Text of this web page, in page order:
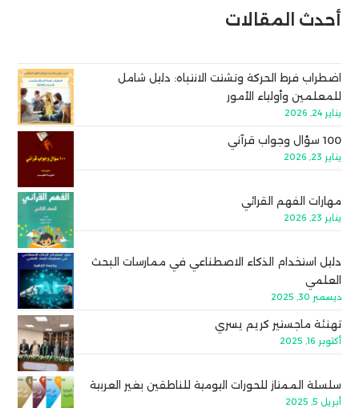
أحدث المقالات
اضطراب فرط الحركة وتشتت الانتباه: دليل شامل
للمعلمين وأولياء الأمور
يناير 24, 2026
100 سؤال وجواب قرآني
يناير 23, 2026
مهارات الفهم القرائي
يناير 23, 2026
دليل استخدام الذكاء الاصطناعي في ممارسات البحث
العلمي
ديسمبر 30, 2025
تهنئة ماجستير كريم يسري
أكتوبر 16, 2025
سلسلة الممتاز للحورات اليومية للناطقين بغير العربية
أبريل 5, 2025